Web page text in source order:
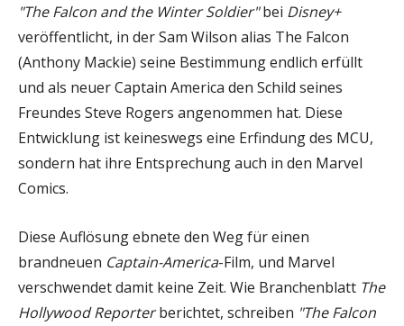
"The Falcon and the Winter Soldier"bei Disney+
veröffentlicht, in der Sam Wilson alias The Falcon
(Anthony Mackie) seine Bestimmung endlich erfüllt
und als neuer Captain America den Schild seines
Freundes Steve Rogers angenommen hat. Diese
Entwicklung ist keineswegs eine Erfindung des MCU,
sondern hat ihre Entsprechung auch in den Marvel
Comics.
Diese Auflösung ebnete den Weg für einen
brandneuen Captain-America-Film, und Marvel
verschwendet damit keine Zeit. Wie Branchenblatt The
Hollywood Reporterberichtet, schreiben "The Falcon